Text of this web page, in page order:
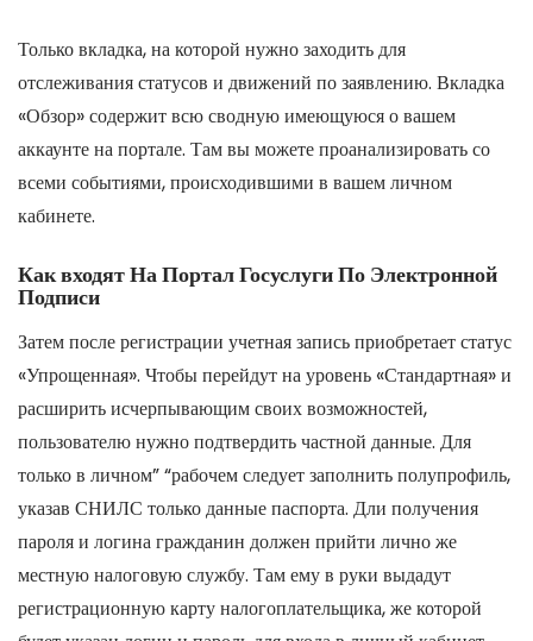
Только вкладка, на которой нужно заходить для
отслеживания статусов и движений по заявлению. Вкладка
«Обзор» содержит всю сводную имеющуюся о вашем
аккаунте на портале. Там вы можете проанализировать со
всеми событиями, происходившими в вашем личном
кабинете.
Как входят На Портал Госуслуги По Электронной
Подписи
Затем после регистрации учетная запись приобретает статус
«Упрощенная». Чтобы перейдут на уровень «Стандартная» и
расширить исчерпывающим своих возможностей,
пользователю нужно подтвердить частной данные. Для
только в личном” “рабочем следует заполнить полупрофиль,
указав СНИЛС только данные паспорта. Дли получения
пароля и логина гражданин должен прийти лично же
местную налоговую службу. Там ему в руки выдадут
регистрационную карту налогоплательщика, же которой